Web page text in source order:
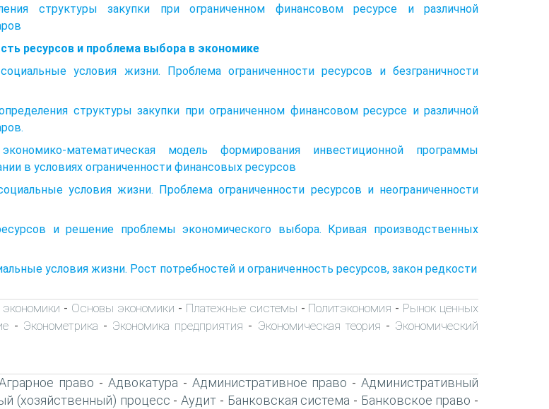
структуры закупки при ограниченном финансовом ресурсе и различной
ресурсов и проблема выбора в экономике
условия жизни. Проблема ограниченности ресурсов и безграничности
структуры закупки при ограниченном финансовом ресурсе и различной
математическая модель формирования инвестиционной программы
в условиях ограниченности финансовых ресурсов
условия жизни. Проблема ограниченности ресурсов и неограниченности
и решение проблемы экономического выбора. Кривая производственных
условия жизни. Рост потребностей и ограниченность ресурсов, закон редкости
- Основы экономики - Платежные системы - Политэкономия - Рынок ценных
- Эконометрика - Экономика предприятия - Экономическая теория - Экономический
право - Адвокатура - Административное право -Административный
(хозяйственный) процесс -Аудит - Банковская система - Банковское право -